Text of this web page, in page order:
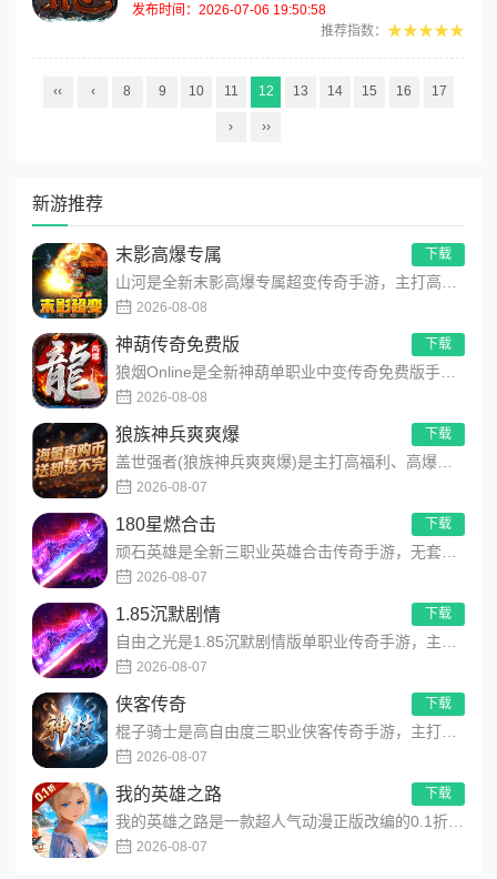
发布时间：2026-07-06 19:50:58
推荐指数： ★★★★★
‹‹ ‹ 8 9 10 11 12 13 14 15 16 17
› ››
新游推荐
末影高爆专属
2026-08-08
下载
神葫传奇免费版
2026-08-08
下载
狼族神兵爽爽爆
2026-08-07
下载
180星燃合击
2026-08-07
下载
1.85沉默剧情
2026-08-07
下载
侠客传奇
2026-08-07
下载
我的英雄之路
2026-08-07
下载